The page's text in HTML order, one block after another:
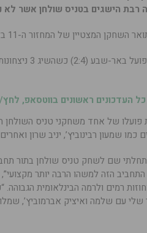
רבת הישגים בטניס שולחן אשר לא
המצטיין של המחזור ה-11 בליגת העל.
העדכונים ראשונים בווטסאפ,
להכיר את פועלו של אחד משחקני טניס
שמעון רבינוביץ’, יניב שרון
שם לשחק טניס שולחן בתור
הזה למשהו הרבה יותר
רמים ולרמה הבינלאומית
עם שלמה ואיציק אברמוביץ’,